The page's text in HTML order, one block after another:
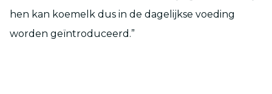
hen kan koemelk dus in de dagelijkse voeding
worden geïntroduceerd.”